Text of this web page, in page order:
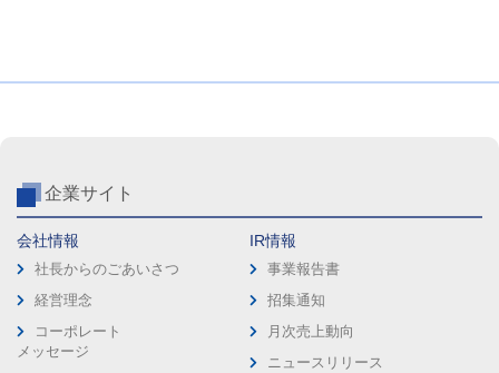
企業サイト
会社情報
社長からのごあいさつ
経営理念
コーポレート
メッセージ
IR情報
事業報告書
招集通知
月次売上動向
ニュースリリース